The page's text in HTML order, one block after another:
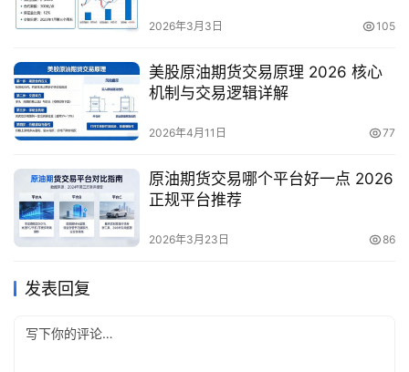
2026年3月3日 105
美股原油期货交易原理 2026 核心
机制与交易逻辑详解
2026年4月11日 77
原油期货交易哪个平台好一点 2026
正规平台推荐
2026年3月23日 86
发表回复